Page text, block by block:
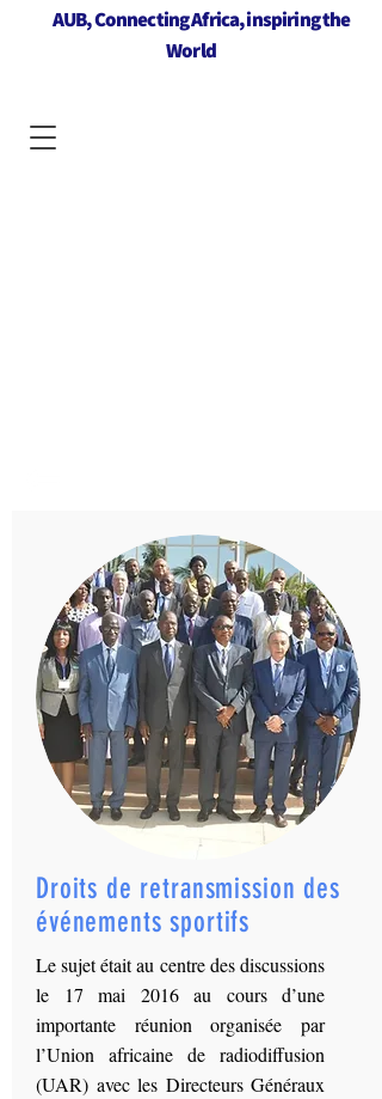
AUB, Connecting Africa, inspiring the
World
Droits de retransmission des
événements sportifs
Le sujet était au centre des discussions
le 17 mai 2016 au cours d’une
importante réunion organisée par
l’Union africaine de radiodiffusion
(UAR) avec les Directeurs Généraux